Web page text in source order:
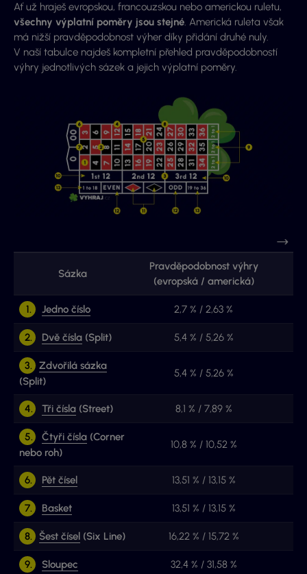
Ať už hraješ evropskou, francouzskou nebo americkou ruletu,
všechny výplatní poměry jsou stejné. Americká ruleta však
má nižší pravděpodobnost výher díky přidání druhé nuly.
V naší tabulce najdeš kompletní přehled pravděpodobností
výhry jednotlivých sázek a jejich výplatní poměry.
Sázka
Pravděpodobnost výhry
(evropská / americká)
1. Jedno číslo 2,7 % / 2,63 %
2. Dvě čísla (Split) 5,4 % / 5,26 %
3.
Zdvořilá sázka
(Split)
5,4 % / 5,26 %
4. Tři čísla (Street) 8,1 % / 7,89 %
5. Čtyři čísla (Corner
nebo roh)
10,8 % / 10,52 %
6. Pět čísel 13,51 % / 13,15 %
7. Basket 13,51 % / 13,15 %
8. Šest čísel (Six Line) 16,22 % / 15,72 %
9. Sloupec 32,4 % / 31,58 %